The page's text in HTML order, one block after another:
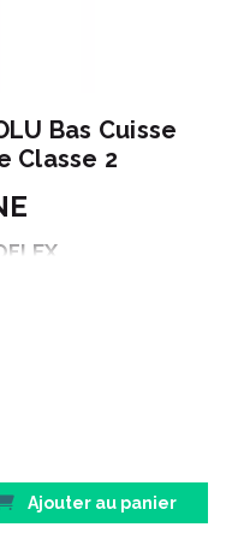
Bas Cuisse
Classe 2
FEMME
(2 unités)
Ajouter au panier